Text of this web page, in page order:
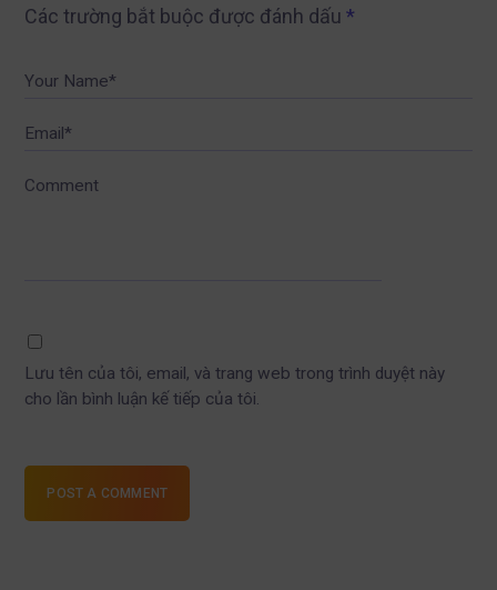
Các trường bắt buộc được đánh dấu*
Your Name*
Email*
Comment
Lưu tên của tôi, email, và trang web trong trình duyệt này
cho lần bình luận kế tiếp của tôi.
POST A COMMENT